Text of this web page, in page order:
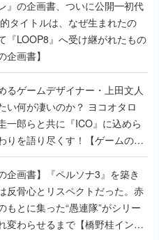
』の企画書、ついに公開━初代
タイトルは、なぜ生まれたの
『LOOP8』へ受け継がれたもの
企画書】
るゲームデザイナー・上田文人
い何が凄いのか？ ヨコオタロ
一郎らと共に『ICO』に込めら
りを語り尽くす！【ゲームの企
企画書】『ペルソナ3』を築き
反骨心とリスペクトだった。赤
もとに集った“愚連隊”がシリー
変わらせるまで【橋野桂インタ